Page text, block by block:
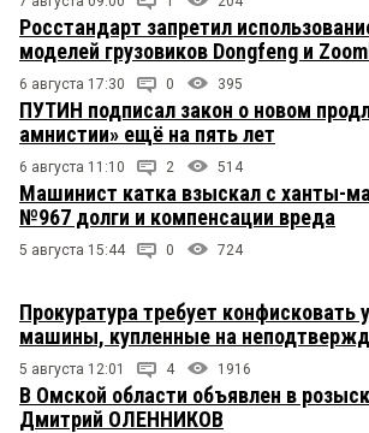
Росстандарт запретил
моделей грузовиков Dongfeng и
6 августа 17:30 0 395
ПУТИН подписал закон о новом
амнистии» ещё на пять лет
6 августа 11:10 2 514
Машинист катка взыскал с ханты-
№967 долги и компенсации вреда
5 августа 15:44 0 724
Прокуратура требует конфисковать
машины, купленные на
5 августа 12:01 4 1916
В Омской области объявлен в
Дмитрий ОЛЕННИКОВ